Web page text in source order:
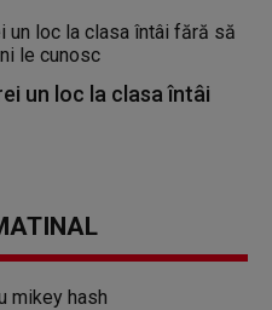
un loc la clasa întâi